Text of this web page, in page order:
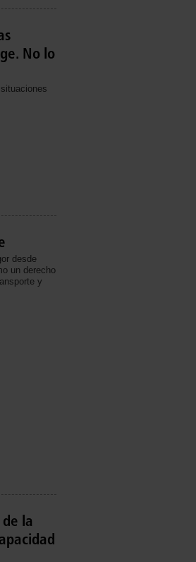
No lo
desde
un derecho
y
la